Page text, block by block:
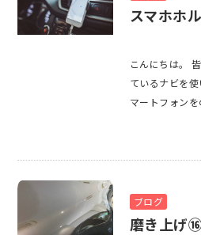
スマホホ
こんにちは。 皆様は、ドライブの際車につい
ているナビを使い
マートフォン
ブログ
磨き上げ⑯